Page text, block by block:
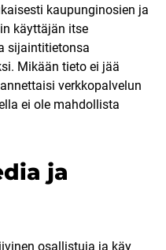
kaupunginosien ja
käyttäjän itse
sijaintitietonsa
Mikään tieto ei jää
verkkopalvelun
ei ole mahdollista
ja
osallistuja ja käy